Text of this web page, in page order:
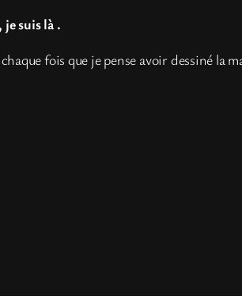
suis là .
chaque fois que je pense avoir dessiné